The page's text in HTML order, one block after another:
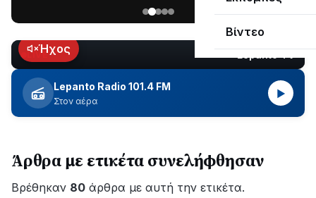
Βίντεο
Ναυπάκτου
εδώ
και
περίπου
δύο
ώρες
εξέλιξη
οι
εργασίες
LIVEΉχος
Lepanto Radio 101.4 FM
Στον αέρα
▶
Άρθρα με ετικέτα συνελήφθησαν
Βρέθηκαν 80 άρθρα με αυτή την ετικέτα.